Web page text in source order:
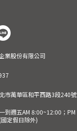
業股份有限公司
市萬華區和平西路3段240號
到週五AM 8:00~12:00；PM
定假日除外)